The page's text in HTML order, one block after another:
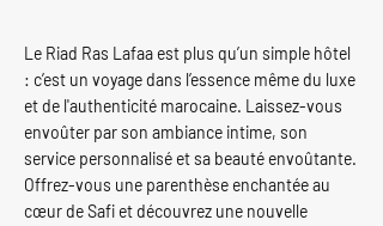
Le Riad Ras Lafaa est plus qu’un simple hôtel
: c’est un voyage dans l’essence même du luxe
et de l'authenticité marocaine. Laissez-vous
envoûter par son ambiance intime, son
service personnalisé et sa beauté envoûtante.
Offrez-vous une parenthèse enchantée au
cœur de Safi et découvrez une nouvelle